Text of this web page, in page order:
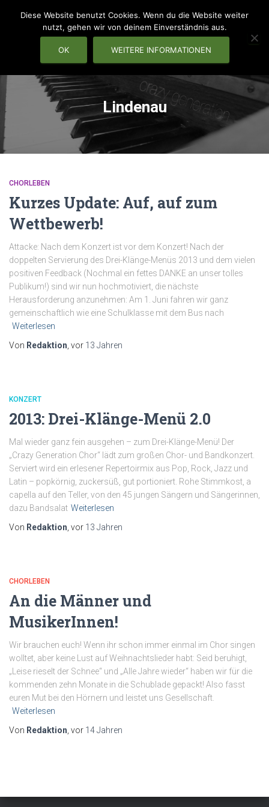
Lindenau
CHORLEBEN
Kurzes Update: Auf, auf zum
Wettbewerb!
Attacke: Nach dem Konzert ist vor dem Konzert! Nach der
doppelten Servierung des Drei-Klänge-Menüs 2013 und dem vielen
positiven Feedback (Nochmal ein fettes DANKE an unser tolles
Publikum!) sind wir nun hochmotiviert, die nächste
Herausforderung anzunehmen: Am 1. Juni fahren wir ganz
gemeinschaftlich wie eine Schulklasse mit dem Bus nach
Weiterlesen
Von Redaktion , vor 13 Jahren
KONZERT
2013: Drei-Klänge-Menü 2.0
Mal wieder ganz fein ausgehen – zum Drei-Klänge-Menü! Der
„Crazy Generation Chor“ lädt zum großen Chor- und Bandkonzert.
Serviert wird ein erlesener Repertoirmix aus Pop, Rock, Jazz und
Latin – popkörnig, zuckersüß, gut portioniert. Rohe Stimmkost, a
capella auf den Teller, von den 45 jungen Sängern und Sängerinnen,
dazu Bandsalat Weiterlesen
Von Redaktion , vor 13 Jahren
CHORLEBEN
An die Männer und
MusikerInnen!
Wir brauchen euch! Wenn ihr schon immer einmal im Chor singen
wolltet, aber keine Lust auf Weihnachtslieder habt: Seid beruhigt,
„Leise rieselt der Schnee“ und „Alle Jahre wieder“ haben wir für die
kommenden zehn Monate in die Schublade gepackt! Also fasst
euren Mut bei den Hörnern und leistet uns Gesellschaft.
Weiterlesen
Von Redaktion , vor 14 Jahren
Diese Website benutzt Cookies. Wenn du die Website weiter
nutzt, gehen wir von deinem Einverständnis aus.
OK WEITERE INFORMATIONEN